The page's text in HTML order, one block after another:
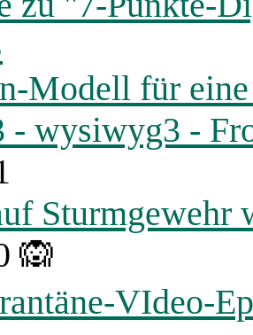
Modell für
- wysiwyg3 -
Sturmgewehr
🙉
VIdeo-